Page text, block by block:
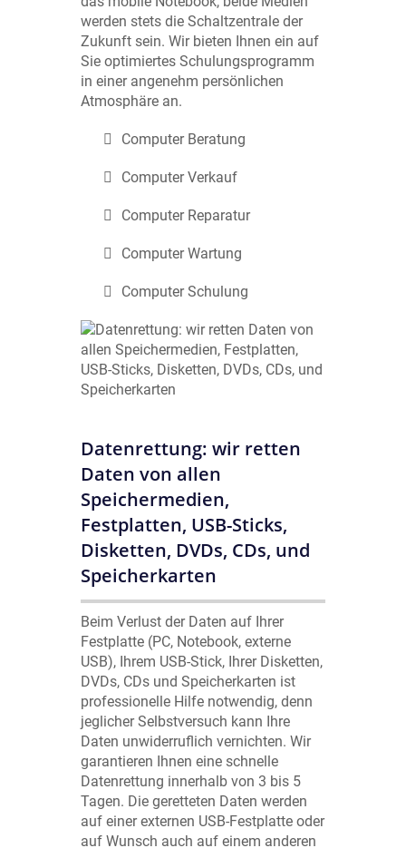
werden stets die Schaltzentrale der
Zukunft sein. Wir bieten Ihnen ein auf
Sie optimiertes Schulungsprogramm
in einer angenehm persönlichen
Atmosphäre an.
Computer Beratung
Computer Verkauf
Computer Reparatur
Computer Wartung
Computer Schulung
Datenrettung: wir retten
Daten von allen
Speichermedien,
Festplatten, USB-Sticks,
Disketten, DVDs, CDs, und
Speicherkarten
Beim Verlust der Daten auf Ihrer
Festplatte (PC, Notebook, externe
USB), Ihrem USB-Stick, Ihrer Disketten,
DVDs, CDs und Speicherkarten ist
professionelle Hilfe notwendig, denn
jeglicher Selbstversuch kann Ihre
Daten unwiderruflich vernichten. Wir
garantieren Ihnen eine schnelle
Datenrettung innerhalb von 3 bis 5
Tagen. Die geretteten Daten werden
auf einer externen USB-Festplatte oder
auf Wunsch auch auf einem anderen